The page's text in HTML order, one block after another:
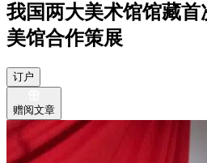
我国两大美术馆馆藏
美馆合作策展
订户
赠阅文章